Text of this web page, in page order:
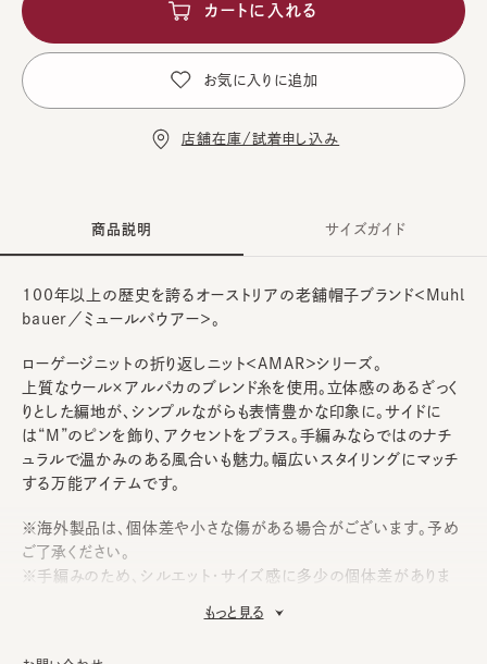
カートに入れる
お気に入りに追加
店舗在庫/試着申し込み
商品説明
100年以上の歴史を誇るオーストリアの老舗帽子ブランド＜Muhl
bauer／ミュールバウアー＞。
ローゲージニットの折り返しニット＜AMAR＞シリーズ。
上質なウール×アルパカのブレンド糸を使用。立体感のあるざっく
りとした編地が、シンプルながらも表情豊かな印象に。サイドに
は“M”のピンを飾り、アクセントをプラス。手編みならではのナチ
ュラルで温かみのある風合いも魅力。幅広いスタイリングにマッチ
する万能アイテムです。
※海外製品は、個体差や小さな傷がある場合がございます。予め
ご了承ください。
※手編みのため、シルエット・サイズ感に多少の個体差がありま
もっと見る
サイズガイド